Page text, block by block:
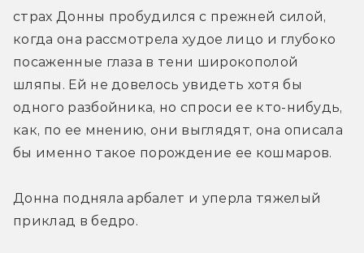
страх Донны пробудился с прежней силой,
когда она рассмотрела худое лицо и глубоко
посаженные глаза в тени широкополой
шляпы. Ей не довелось увидеть хотя бы
одного разбойника, но спроси ее кто-нибудь,
как, по ее мнению, они выглядят, она описала
бы именно такое порождение ее кошмаров.
Донна подняла арбалет и уперла тяжелый
приклад в бедро.